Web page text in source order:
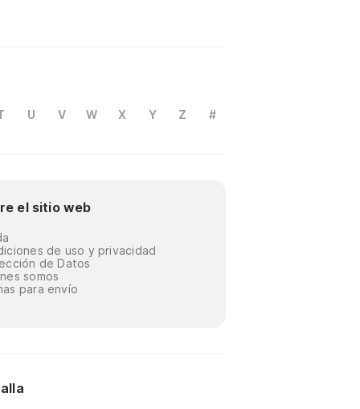
U V W X Y Z #
el sitio web
de uso y privacidad
de Datos
somos
para envío